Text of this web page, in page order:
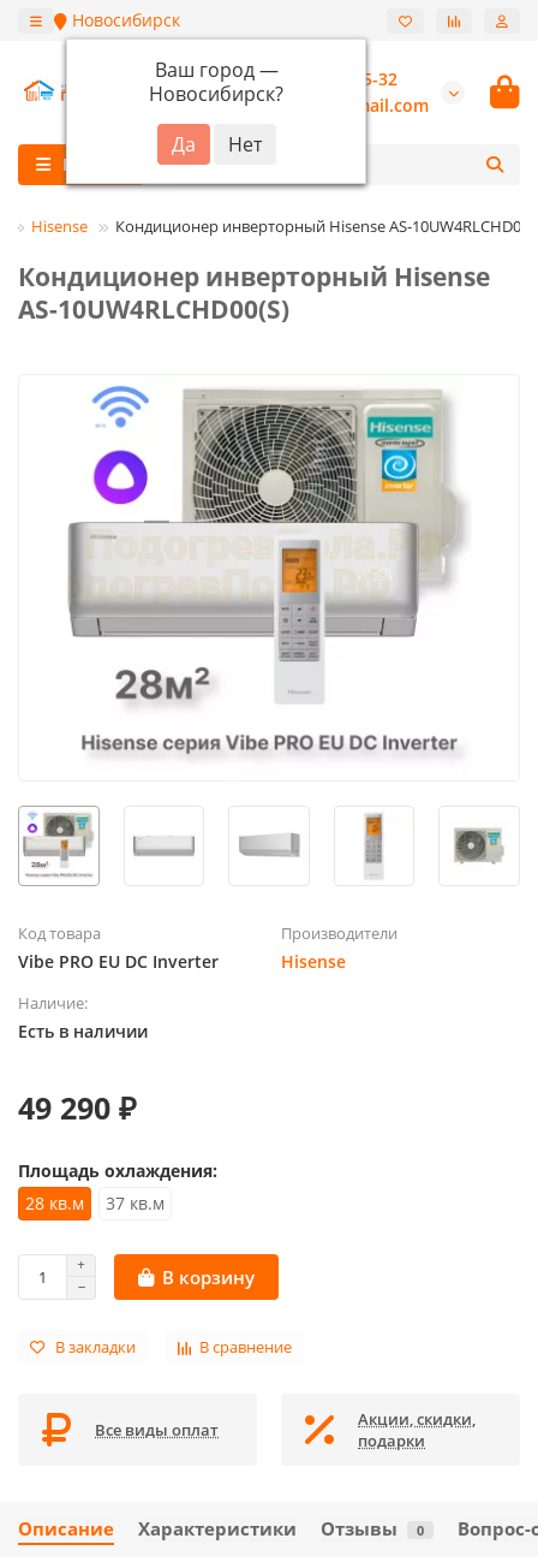
Новосибирск
Ваш город —
Новосибирск?
+7 (913) 987-55-32
burannsk@gmail.com
Каталог
Hisense Кондиционер инверторный Hisense AS-
Кондиционер инверторный Hisense
AS-10UW4RLCHD00(S)
Код товара
Vibe PRO EU DC Inverter
Производители
Hisense
Наличие:
Есть в наличии
49 290 ₽
Площадь охлаждения:
28 кв.м
37 кв.м
В корзину
В закладки В сравнение
Все виды оплат
Акции, скидки,
подарки
Описание Характеристики Отзывы 0 Вопрос-